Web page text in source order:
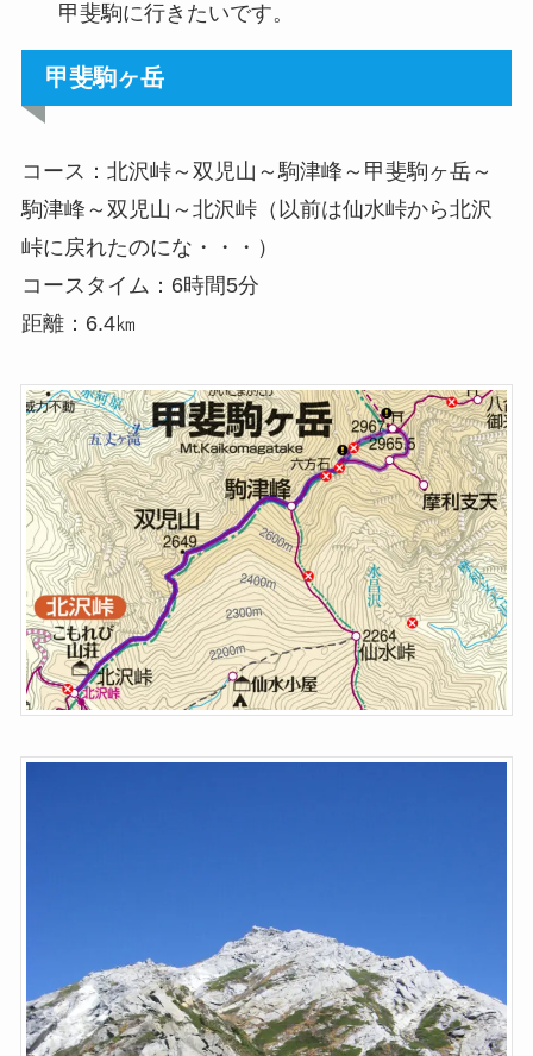
甲斐駒に行きたいです。
甲斐駒ヶ岳
コース：北沢峠～双児山～駒津峰～甲斐駒ヶ岳～
駒津峰～双児山～北沢峠（以前は仙水峠から北沢
峠に戻れたのにな・・・）
コースタイム：6時間5分
距離：6.4㎞